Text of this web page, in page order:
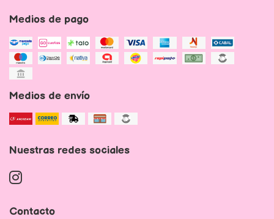
Medios de pago
Medios de envío
Nuestras redes sociales
Contacto